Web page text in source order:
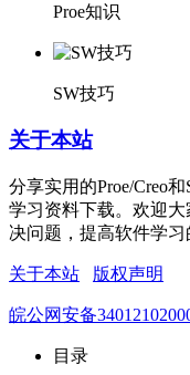
Proe知识
SW技巧
关于本站
分享实用的Proe/Creo
学习资料下载。欢迎
决问题，提高软件学习
关于本站 版权声明
皖公网安备
目录